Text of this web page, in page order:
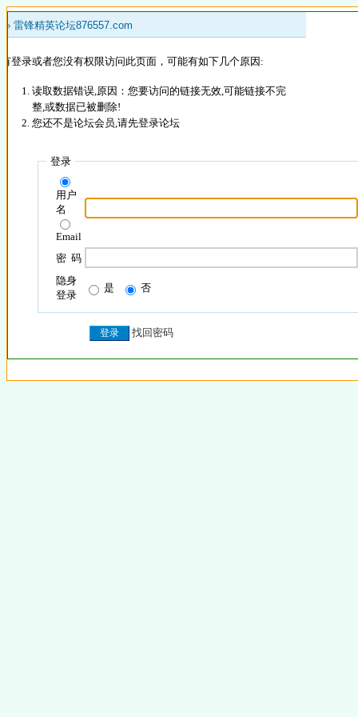
» 雷锋精英论坛876557.com
登录或者您没有权限访问此页面，可能有如下几个原因:
读取数据错误,原因：您要访问的链接无效,可能链接不完
整,或数据已被删除!
您还不是论坛会员,请先登录论坛
登录
用户
名
Email
密 码
隐身
登录
是 否
找回密码